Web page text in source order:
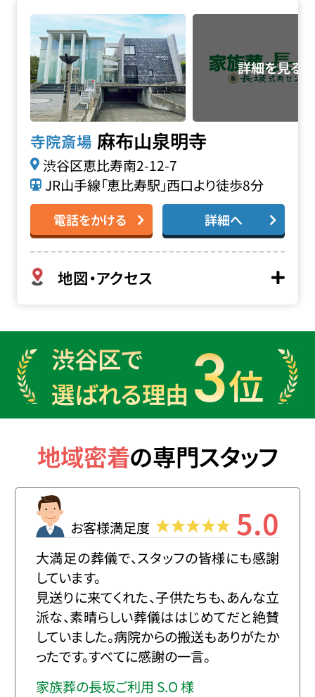
寺院斎場 麻布山泉明寺
渋谷区恵比寿南2-12-7
JR山手線「恵比寿駅」西口より徒歩8分
電話をかける 詳細へ
地図・アクセス
渋谷区で
選ばれる理由 3位
地域密着の専門スタッフ
お客様満足度 5.0
大満足の葬儀で、スタッフの皆様にも感謝
しています。
見送りに来てくれた、子供たちも、あんな立
派な、素晴らしい葬儀ははじめてだと絶賛
していました。病院からの搬送もありがたか
ったです。すべてに感謝の一言。
家族葬の長坂ご利用 S.O 様